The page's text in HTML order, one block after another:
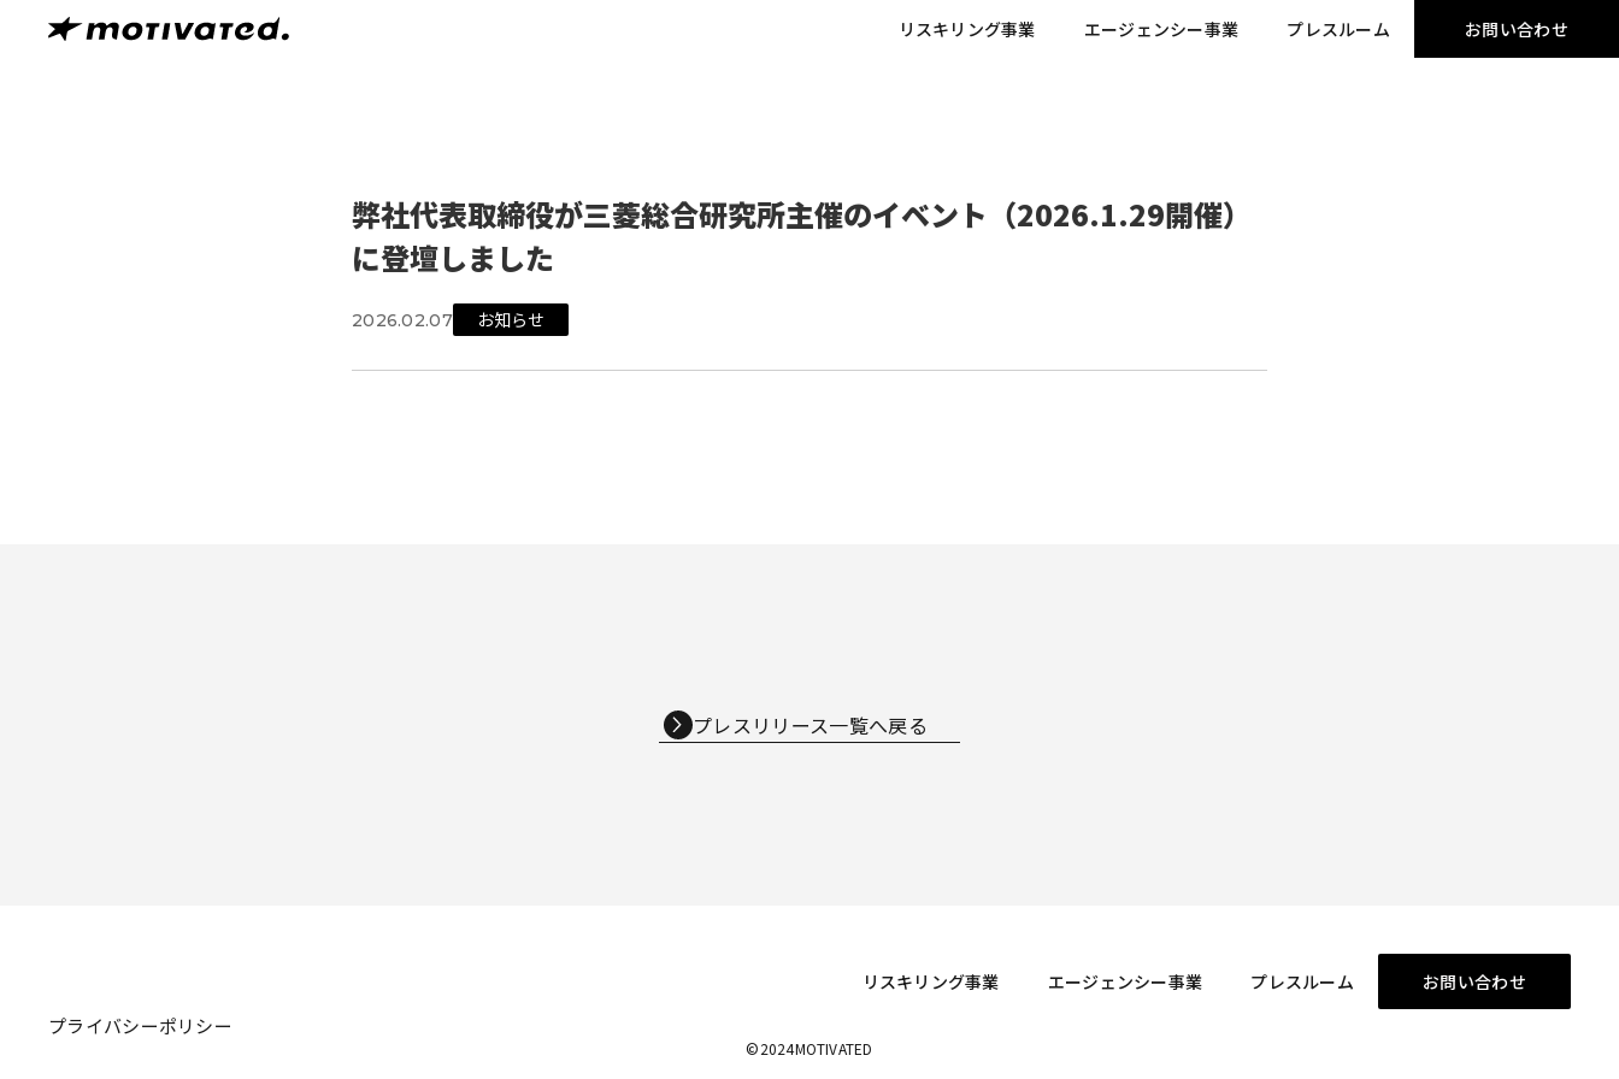
弊社代表取締役が三菱総合研究所主催のイベント（2026.1.29開催）
に登壇しました
2026.02.07 お知らせ
プレスリリース一覧へ戻る
リスキリング事業 エージェンシー事業 プレスルーム お問い合わせ
リスキリング事業 エージェンシー事業 プレスルーム お問い合わせ
プライバシーポリシー
©2024MOTIVATED